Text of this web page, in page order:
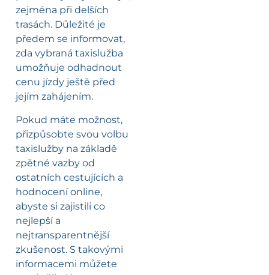
zejména při delších
trasách. Důležité je
předem se informovat,
zda vybraná taxislužba
umožňuje odhadnout
cenu jízdy ještě před
jejím zahájením.
Pokud máte možnost,
přizpůsobte svou volbu
taxislužby na základě
zpětné vazby od
ostatních cestujících a
hodnocení online,
abyste si zajistili co
nejlepší a
nejtransparentnější
zkušenost. S takovými
informacemi můžete